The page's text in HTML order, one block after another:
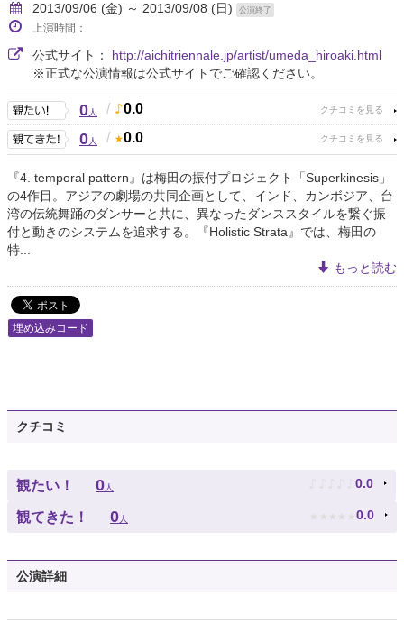
2013/09/06 (金) ～ 2013/09/08 (日)
公演終了
上演時間：
公式サイト： http://aichitriennale.jp/artist/umeda_hiroaki.html
※正式な公演情報は公式サイトでご確認ください。
0人 / 0.0
0人 / 0.0
『4. temporal pattern』は梅田の振付プロジェクト「Superkinesis」
の4作目。アジアの劇場の共同企画として、インド、カンボジア、台
湾の伝統舞踊のダンサーと共に、異なったダンススタイルを繋ぐ振
付と動きのシステムを追求する。『Holistic Strata』では、梅田の
特...
もっと読む
埋め込みコード
クチコミ
観たい！ 0人 ♪ ♪ ♪ ♪ ♪ 0.0
観てきた！ 0人 ★ ★ ★ ★ ★ 0.0
公演詳細